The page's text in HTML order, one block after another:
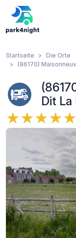
Startseite
Die Orte
(86170)
Dit